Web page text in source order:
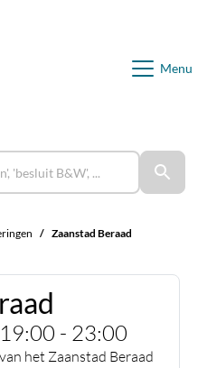
Menu
Zaanstad Beraad
19:00 - 23:00
het Zaanstad Beraad